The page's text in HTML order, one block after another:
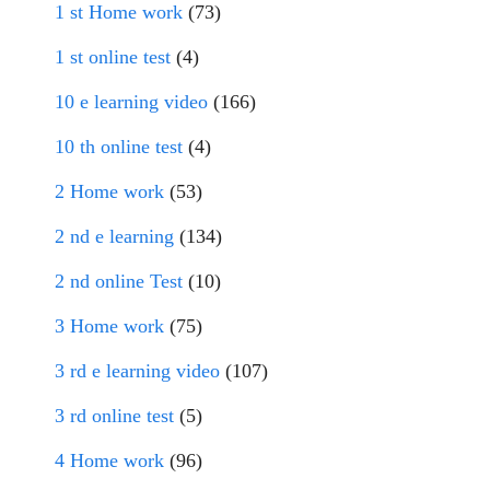
1 st Home work (73)
1 st online test (4)
10 e learning video (166)
10 th online test (4)
2 Home work (53)
2 nd e learning (134)
2 nd online Test (10)
3 Home work (75)
3 rd e learning video (107)
3 rd online test (5)
4 Home work (96)